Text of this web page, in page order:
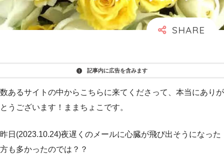
記事内に広告を含みます
数あるサイトの中からこちらに来てくださって、本当にありが
とうございます！ままちょこです。
昨日(2023.10.24)夜遅くのメールに心臓が飛び出そうになった
方も多かったのでは？？